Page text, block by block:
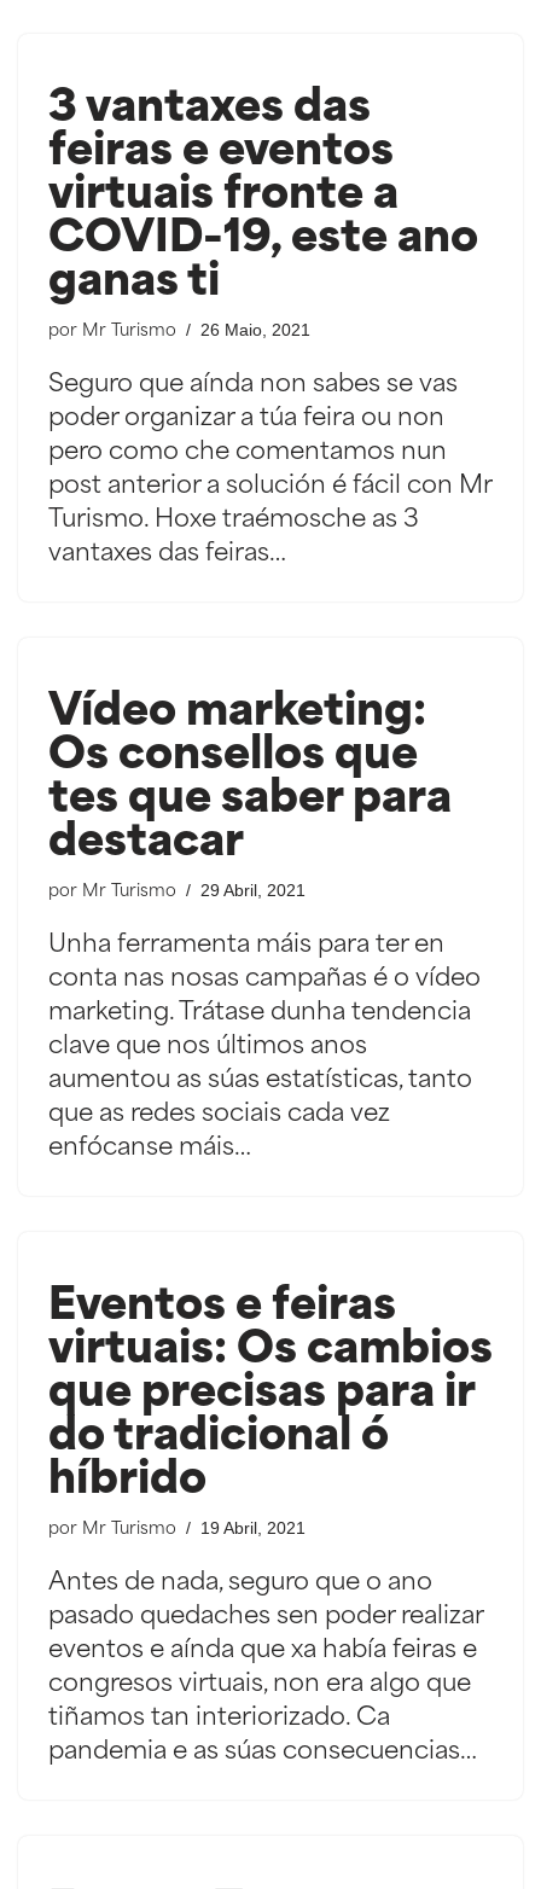
3 vantaxes das
feiras e eventos
virtuais fronte a
COVID-19, este ano
ganas ti
por Mr Turismo 26 Maio, 2021
Seguro que aínda non sabes se vas
poder organizar a túa feira ou non
pero como che comentamos nun
post anterior a solución é fácil con Mr
Turismo. Hoxe traémosche as 3
vantaxes das feiras…
Vídeo marketing:
Os consellos que
tes que saber para
destacar
por Mr Turismo 29 Abril, 2021
Unha ferramenta máis para ter en
conta nas nosas campañas é o vídeo
marketing. Trátase dunha tendencia
clave que nos últimos anos
aumentou as súas estatísticas, tanto
que as redes sociais cada vez
enfócanse máis…
Eventos e feiras
virtuais: Os cambios
que precisas para ir
do tradicional ó
híbrido
por Mr Turismo 19 Abril, 2021
Antes de nada, seguro que o ano
pasado quedaches sen poder realizar
eventos e aínda que xa había feiras e
congresos virtuais, non era algo que
tiñamos tan interiorizado. Ca
pandemia e as súas consecuencias…